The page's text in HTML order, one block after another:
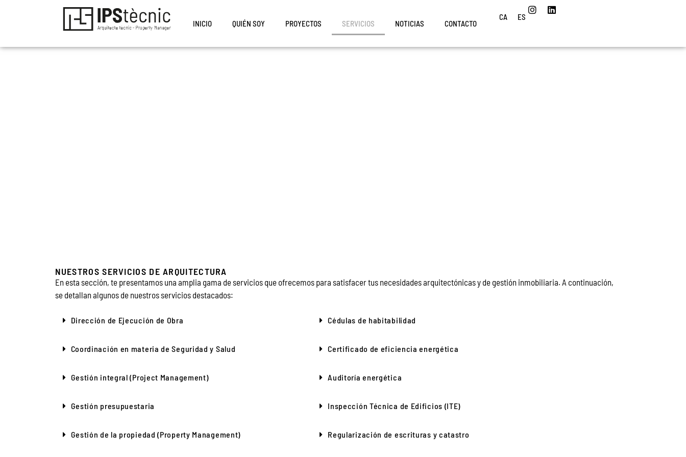
INICIO QUIÉN SOY PROYECTOS SERVICIOS NOTICIAS CONTACTO
CA ES
NUESTROS SERVICIOS DE ARQUITECTURA
En esta sección, te presentamos una amplia gama de servicios que ofrecemos para satisfacer tus necesidades arquitectónicas y de gestión inmobiliaria. A continuación,
se detallan algunos de nuestros servicios destacados:
Dirección de Ejecución de Obra
Coordinación en materia de Seguridad y Salud
Gestión integral (Project Management)
Gestión presupuestaria
Gestión de la propiedad (Property Management)
Cédulas de habitabilidad
Certificado de eficiencia energética
Auditoría energética
Inspección Técnica de Edificios (ITE)
Regularización de escrituras y catastro